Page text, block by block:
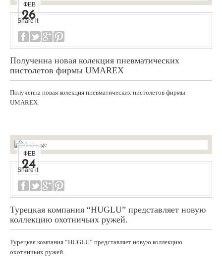
ФЕВ
26
Share it
Полученна новая колекция пневматических
пистолетов фирмы UMAREX
Полученна новая колекция пневматических пистолетов фирмы
UMAREX
ФЕВ
24
Share it
Турецкая компания “HUGLU” представляет новую
коллекцию охотничьих ружей.
Турецкая компания “HUGLU” представляет новую коллекцию
охотничьих ружей.